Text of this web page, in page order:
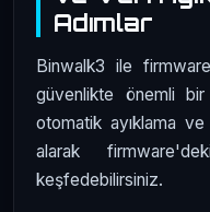
Adımlar
Binwalk3 ile
güvenlikte önemli bir
otomatik ayıklama
alarak
keşfedebilirsiniz.